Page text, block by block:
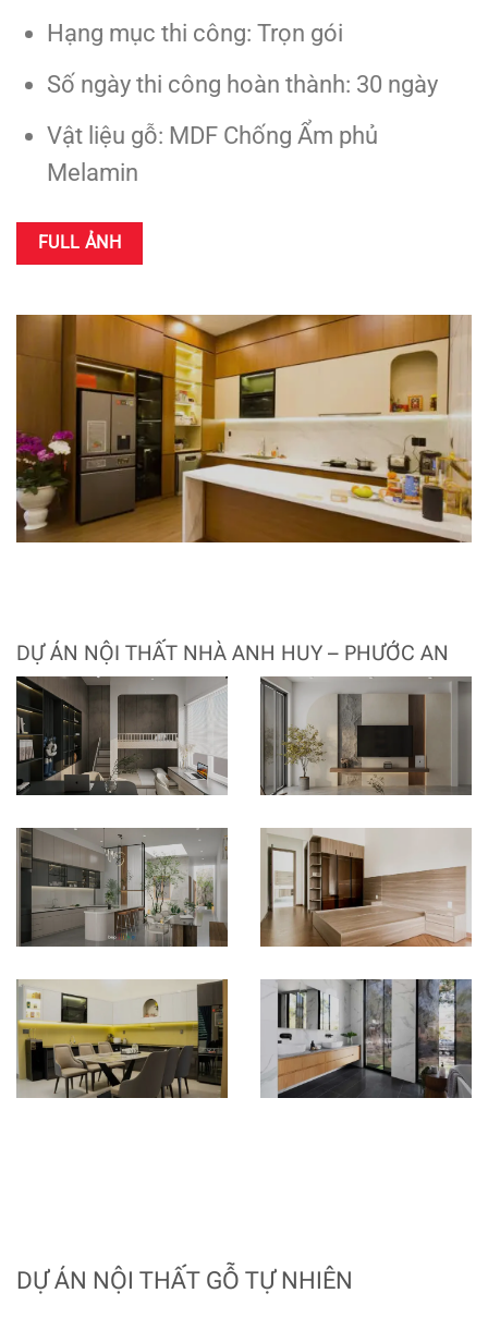
Hạng mục thi công: Trọn gói
Số ngày thi công hoàn thành: 30 ngày
Vật liệu gỗ: MDF Chống Ẩm phủ
Melamin
FULL ẢNH
DỰ ÁN NỘI THẤT NHÀ ANH HUY – PHƯỚC AN
DỰ ÁN NỘI THẤT GỖ TỰ NHIÊN